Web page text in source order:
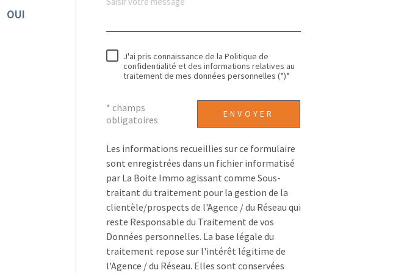
OUI
J'ai pris connaissance de la Politique de
confidentialité et des informations relatives au
traitement de mes données personnelles (*)*
* champs
obligatoires
ENVOYER
Les informations recueillies sur ce formulaire
sont enregistrées dans un fichier informatisé
par La Boite Immo agissant comme Sous-
traitant du traitement pour la gestion de la
clientèle/prospects de l'Agence / du Réseau qui
reste Responsable du Traitement de vos
Données personnelles. La base légale du
traitement repose sur l'intérêt légitime de
l'Agence / du Réseau. Elles sont conservées